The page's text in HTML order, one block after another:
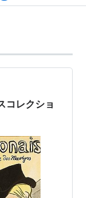
コレクショ